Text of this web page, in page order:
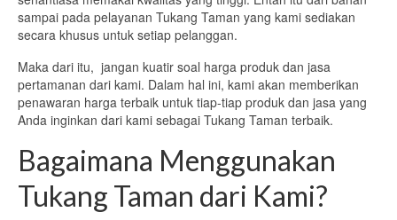
sampai pada pelayanan Tukang Taman yang kami sediakan
secara khusus untuk setiap pelanggan.
Maka dari itu, jangan kuatir soal harga produk dan jasa
pertamanan dari kami. Dalam hal ini, kami akan memberikan
penawaran harga terbaik untuk tiap-tiap produk dan jasa yang
Anda inginkan dari kami sebagai Tukang Taman terbaik.
Bagaimana Menggunakan
Tukang Taman dari Kami?